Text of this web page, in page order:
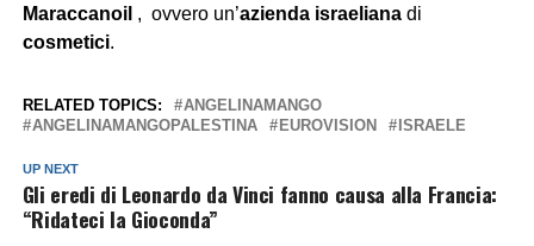
Maraccanoil , ovvero un’azienda israelianadi
cosmetici.
RELATED TOPICS:
ANGELINAMANGO
ANGELINAMANGOPALESTINA
EUROVISION ISRAELE
UP NEXT
Gli eredi di Leonardo da Vinci fanno causa alla Francia:
“Ridateci la Gioconda”